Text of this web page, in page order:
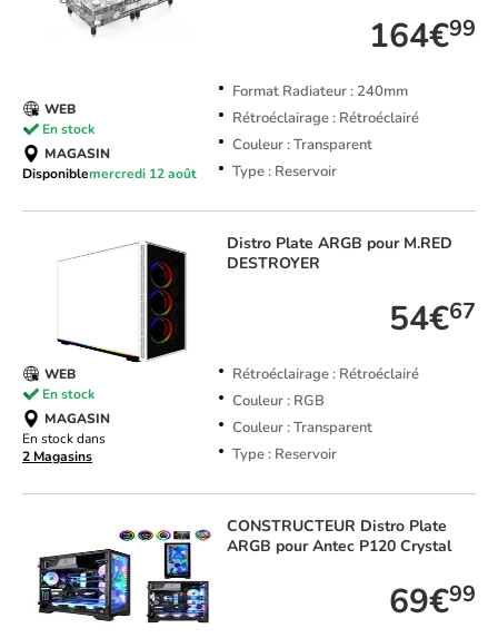
164€99
Format Radiateur : 240mm
Rétroéclairage : Rétroéclairé
Couleur : Transparent
Type : Reservoir
WEB
En stock
MAGASIN
Disponiblemercredi 12 août
Distro Plate ARGB pour M.RED
DESTROYER
54€67
Rétroéclairage : Rétroéclairé
Couleur : RGB
Couleur : Transparent
Type : Reservoir
WEB
En stock
MAGASIN
En stock dans
2 Magasins
CONSTRUCTEUR Distro Plate
ARGB pour Antec P120 Crystal
69€99